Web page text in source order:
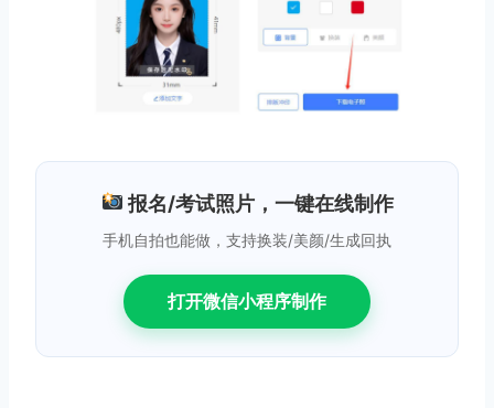
报名/考试照片，一键在线制作
手机自拍也能做，支持换装/美颜/生成回执
打开微信小程序制作